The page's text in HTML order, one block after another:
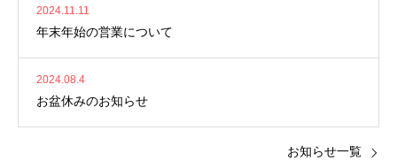
2024.11.11
年末年始の営業について
2024.08.4
お盆休みのお知らせ
お知らせ一覧